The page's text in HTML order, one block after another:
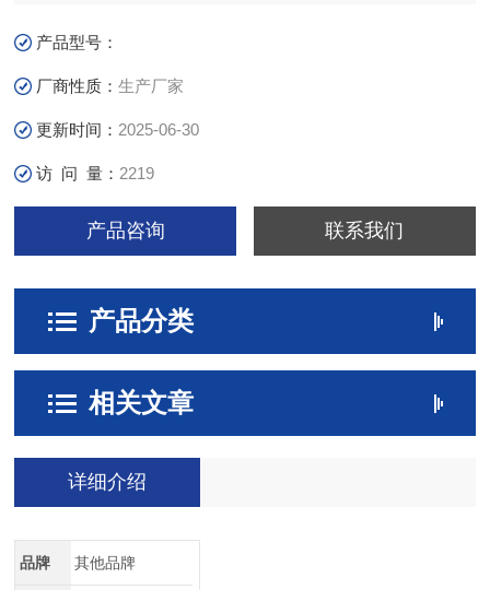
产品型号：
厂商性质：生产厂家
更新时间： 2025-06-30
访 问 量： 2219
产品咨询 联系我们
产品分类
相关文章
详细介绍
品牌 其他品牌